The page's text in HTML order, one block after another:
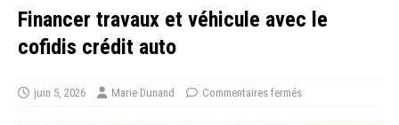
Financer travaux et véhicule avec le
cofidis crédit auto
juin 5, 2026 Marie Dunand Commentaires fermés